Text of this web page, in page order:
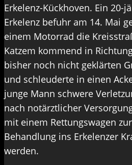
Erkelenz-Kückhoven. Ein 20-
Erkelenz befuhr am 14. Mai
einem Motorrad die
Katzem kommend in
bisher noch nicht geklärten
und schleuderte in einen
junge Mann schwere
nach notärztlicher
mit einem Rettungswagen
Behandlung ins Erkelenzer
werden.